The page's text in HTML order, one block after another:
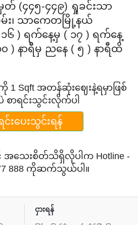
တ် (၄၄၅-၄၄၉) ရှုခင်းသာ
း၊ သာကေတမြို့နယ်
၆ ) ရက်နေ့မှ ( ၁၇ ) ရက်နေ့
) နာရီမှ ညနေ ( ၅ ) နာရီထိ
1 Sqft အတန်ဆုံးဈေးနဲ့ရမှာဖြစ်
ာရင်းသွင်းလိုက်ပါ
င်းပေးသွင်းရန်
င် အသေးစိတ်သိရှိလိုပါက Hotline -
888 ကိုဆက်သွယ်ပါ။
ငှားရန်